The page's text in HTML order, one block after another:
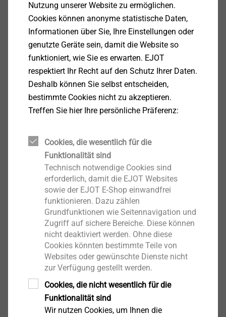
Produktdetails
Anwendungen
Für Baustoffe, die im Drehgang gebohrt werden
Eigenschaften
Speziell für den Einsatz im Mauerwerk
konzipierter Bohrer
Extrem scharfe, speziell angeschliffene
Für den drehenden Einsatz - kein Schlagbohren
möglich - dank spezieller SDS-Plus Aufnahme
Deutlich höhere Dübel-Performance aufgrund des
präzisen und sauberen Bohrlochs möglich
Downloads
Deutsch
Produktdatenblatt.pdf
Englisch
Nutzung unserer Website zu ermöglichen.
Cookies können anonyme statistische Daten,
Informationen über Sie, Ihre Einstellungen oder
genutzte Geräte sein, damit die Website so
funktioniert, wie Sie es erwarten. EJOT
respektiert Ihr Recht auf den Schutz Ihrer Daten.
Deshalb können Sie selbst entscheiden,
bestimmte Cookies nicht zu akzeptieren.
Treffen Sie hier Ihre persönliche Präferenz:
Cookies, die wesentlich für die
Funktionalität sind
Technisch notwendige Cookies sind
erforderlich, damit die EJOT Websites
sowie der EJOT E-Shop einwandfrei
funktionieren. Dazu zählen
Grundfunktionen wie Seitennavigation und
Zugriff auf sichere Bereiche. Diese können
nicht deaktiviert werden. Ohne diese
Cookies könnten bestimmte Teile von
Websites oder gewünschte Dienste nicht
zur Verfügung gestellt werden.
Cookies, die nicht wesentlich für die
Funktionalität sind
Wir nutzen Cookies, um Ihnen die